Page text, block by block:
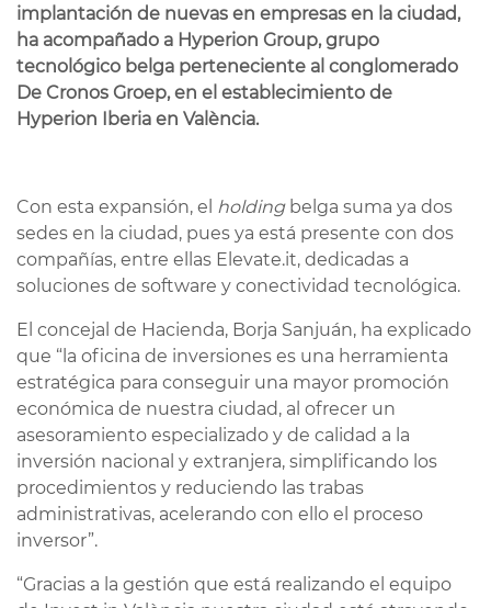
implantación de nuevas en empresas en la ciudad,
ha acompañado a Hyperion Group, grupo
tecnológico belga perteneciente al conglomerado
De Cronos Groep, en el establecimiento de
Hyperion Iberia en València.
Con esta expansión, el holdingbelga suma ya dos
sedes en la ciudad, pues ya está presente con dos
compañías, entre ellas Elevate.it, dedicadas a
soluciones de software y conectividad tecnológica.
El concejal de Hacienda, Borja Sanjuán, ha explicado
que “la oficina de inversiones es una herramienta
estratégica para conseguir una mayor promoción
económica de nuestra ciudad, al ofrecer un
asesoramiento especializado y de calidad a la
inversión nacional y extranjera, simplificando los
procedimientos y reduciendo las trabas
administrativas, acelerando con ello el proceso
inversor”.
“Gracias a la gestión que está realizando el equipo